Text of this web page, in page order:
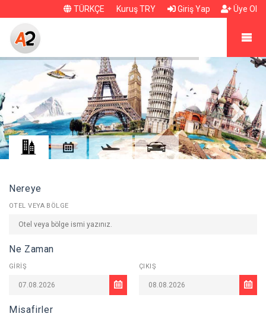
TÜRKÇE Kuruş TRY Giriş Yap Üye Ol
Nereye
OTEL VEYA BÖLGE
Ne Zaman
GİRİŞ ÇIKIŞ
Misafirler